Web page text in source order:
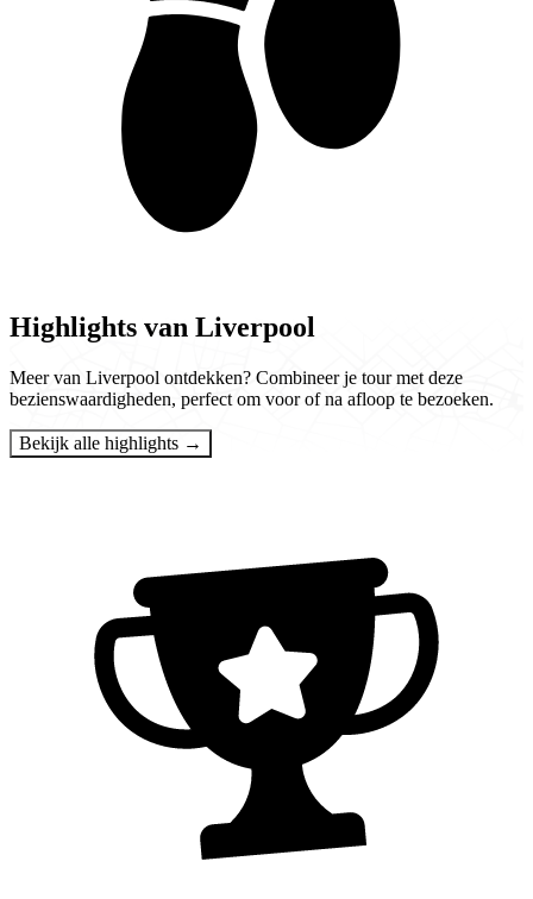
Highlights van Liverpool
Meer van Liverpool ontdekken? Combineer je tour met deze
bezienswaardigheden, perfect om voor of na afloop te bezoeken.
Bekijk alle highlights →